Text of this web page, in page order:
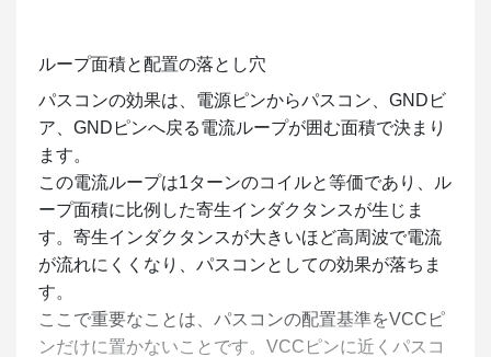
ループ面積と配置の落とし穴
パスコンの効果は、電源ピンからパスコン、GNDビ
ア、GNDピンへ戻る電流ループが囲む面積で決まり
ます。
この電流ループは1ターンのコイルと等価であり、ル
ープ面積に比例した寄生インダクタンスが生じま
す。寄生インダクタンスが大きいほど高周波で電流
が流れにくくなり、パスコンとしての効果が落ちま
す。
ここで重要なことは、パスコンの配置基準をVCCピ
ンだけに置かないことです。VCCピンに近くパスコ